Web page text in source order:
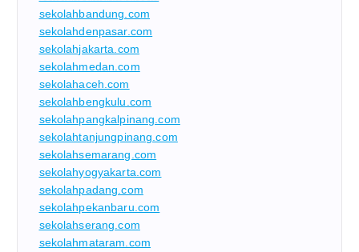
sekolahbandung.com
sekolahdenpasar.com
sekolahjakarta.com
sekolahmedan.com
sekolahaceh.com
sekolahbengkulu.com
sekolahpangkalpinang.com
sekolahtanjungpinang.com
sekolahsemarang.com
sekolahyogyakarta.com
sekolahpadang.com
sekolahpekanbaru.com
sekolahserang.com
sekolahmataram.com